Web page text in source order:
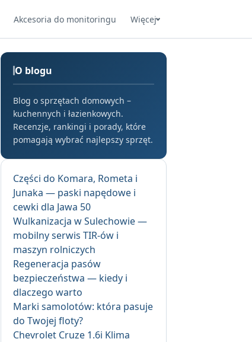
Akcesoria do monitoringu Więcej
O blogu
Blog o sprzętach domowych –
kuchennych i łazienkowych.
Recenzje, rankingi i porady, które
pomagają wybrać najlepszy sprzęt.
Części do Komara, Rometa i
Junaka — paski napędowe i
cewki dla Jawa 50
Wulkanizacja w Sulechowie —
mobilny serwis TIR-ów i
maszyn rolniczych
Regeneracja pasów
bezpieczeństwa — kiedy i
dlaczego warto
Marki samolotów: która pasuje
do Twojej floty?
Chevrolet Cruze 1.6i Klima